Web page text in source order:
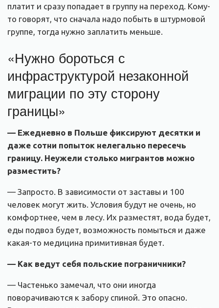
платит и сразу попадает в группу на переход. Кому-
то говорят, что сначала надо побыть в штурмовой
группе, тогда нужно заплатить меньше.
«Нужно бороться с
инфраструктурой незаконной
миграции по эту сторону
границы»
— Ежедневно в Польше фиксируют десятки и
даже сотни попыток нелегально пересечь
границу. Неужели столько мигрантов можно
разместить?
— Запросто. В зависимости от заставы и 100
человек могут жить. Условия будут не очень, но
комфортнее, чем в лесу. Их разместят, вода будет,
еды подвоз будет, возможность помыться и даже
какая-то медицина примитивная будет.
— Как ведут себя польские пограничники?
— Частенько замечал, что они иногда
поворачиваются к забору спиной. Это опасно.